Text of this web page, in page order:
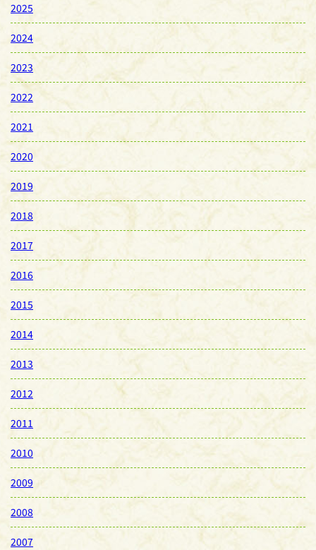
2025
2024
2023
2022
2021
2020
2019
2018
2017
2016
2015
2014
2013
2012
2011
2010
2009
2008
2007